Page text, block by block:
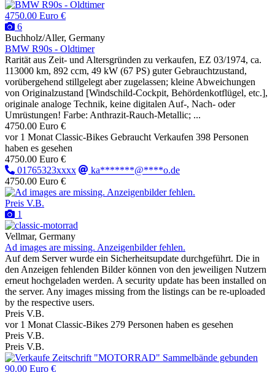
4750.00 Euro €
6
Buchholz/Aller, Germany
BMW R90s - Oldtimer
Rarität aus Zeit- und Altersgründen zu verkaufen, EZ 03/1974, ca.
113000 km, 892 ccm, 49 kW (67 PS) guter Gebrauchtzustand,
vorübergehend stillgelegt aber zugelassen; kleine Abweichungen
von Originalzustand [Windschild-Cockpit, Behördenkotflügel, etc.],
originale analoge Technik, keine digitalen Auf-, Nach- oder
Umrüstungen! Farbe: Anthrazit-Rauch-Metallic; ...
4750.00 Euro €
vor 1 Monat Classic-Bikes Gebraucht Verkaufen 398 Personen
haben es gesehen
4750.00 Euro €
01765323xxxx
ka*******@****o.de
4750.00 Euro €
Preis V.B.
1
Vellmar, Germany
Ad images are missing. Anzeigenbilder fehlen.
Auf dem Server wurde ein Sicherheitsupdate durchgeführt. Die in
den Anzeigen fehlenden Bilder können von den jeweiligen Nutzern
erneut hochgeladen werden. A security update has been installed on
the server. Any images missing from the listings can be re-uploaded
by the respective users.
Preis V.B.
vor 1 Monat Classic-Bikes 279 Personen haben es gesehen
Preis V.B.
Preis V.B.
90.00 Euro €